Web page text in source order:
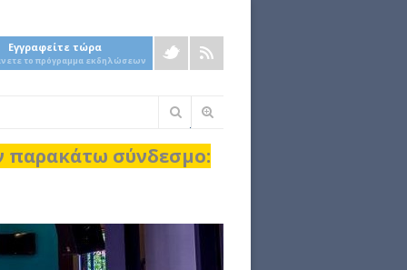
Εγγραφείτε τώρα
το πρόγραμμα εκδηλώσεων
Φόρμα
αναζήτησης
παρακάτω σύνδεσμο: